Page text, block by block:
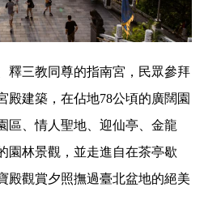
釋三教同尊的指南宮， 民眾參拜
殿建築，在佔地78公頃的廣闊 園
區、情人聖地、迎仙亭、金龍
園林景觀，並走進自在茶亭歇
殿觀賞夕照撫過臺北盆地的絕美